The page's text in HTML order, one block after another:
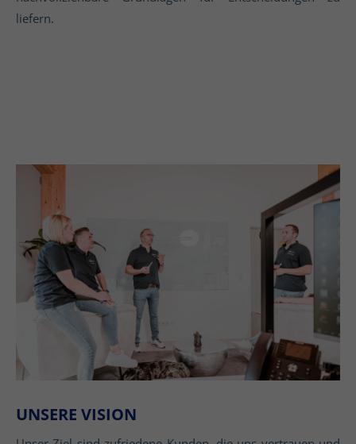
liefern.
UNSERE VISION